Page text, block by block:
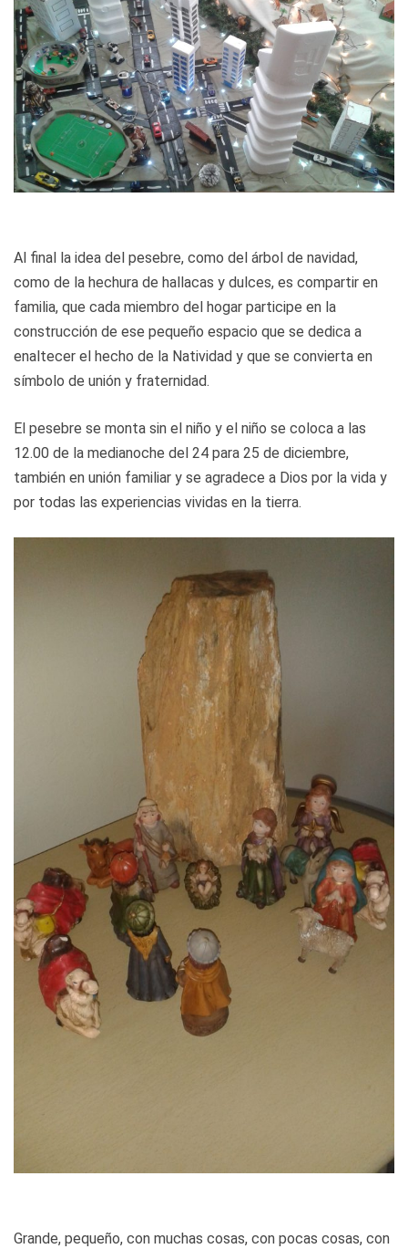
Al final la idea del pesebre, como del árbol de navidad,
como de la hechura de hallacas y dulces, es compartir en
familia, que cada miembro del hogar participe en la
construcción de ese pequeño espacio que se dedica a
enaltecer el hecho de la Natividad y que se convierta en
símbolo de unión y fraternidad.
El pesebre se monta sin el niño y el niño se coloca a las
12.00 de la medianoche del 24 para 25 de diciembre,
también en unión familiar y se agradece a Dios por la vida y
por todas las experiencias vividas en la tierra.
Grande, pequeño, con muchas cosas, con pocas cosas, con